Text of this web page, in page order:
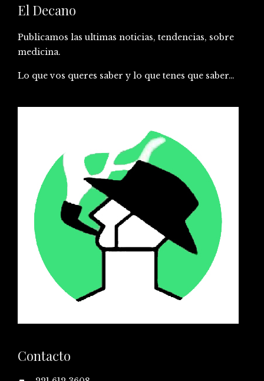
El Decano
Publicamos las ultimas noticias, tendencias, sobre
medicina.
Lo que vos queres saber y lo que tenes que saber…
Contacto